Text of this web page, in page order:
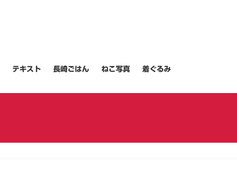
テキスト 長崎ごはん ねこ写真 着ぐるみ